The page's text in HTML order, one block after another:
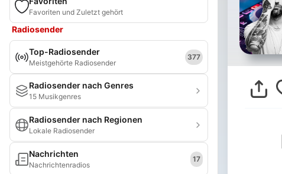
Favoriten und Zuletzt gehört
Radiosender
Top-Radiosender
Meistgehörte Radiosender
377
Radiosender nach Genres
15 Musikgenres
Radiosender nach Regionen
Lokale Radiosender
Nachrichten
Nachrichtenradios
17